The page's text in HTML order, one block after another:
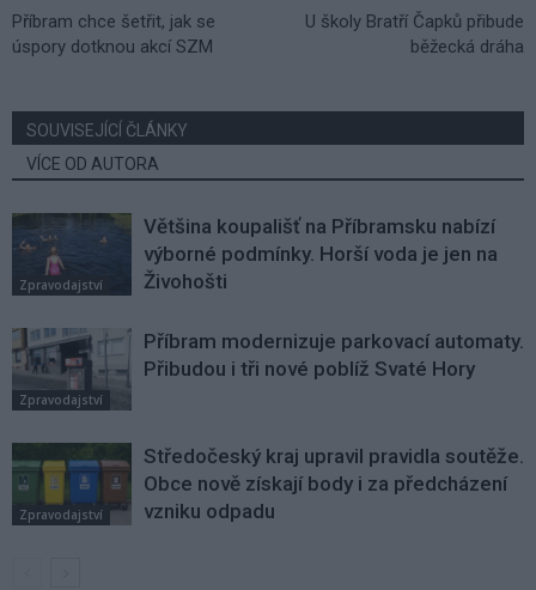
Příbram chce šetřit, jak se
úspory dotknou akcí SZM
U školy Bratří Čapků přibude
běžecká dráha
SOUVISEJÍCÍ ČLÁNKY
VÍCE OD AUTORA
Zpravodajství
Většina koupališť na Příbramsku nabízí
výborné podmínky. Horší voda je jen na
Živohošti
Zpravodajství
Příbram modernizuje parkovací automaty.
Přibudou i tři nové poblíž Svaté Hory
Zpravodajství
Středočeský kraj upravil pravidla soutěže.
Obce nově získají body i za předcházení
vzniku odpadu